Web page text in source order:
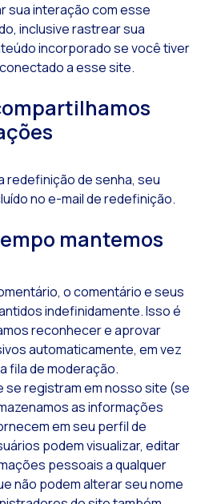
Estar à frente das
Notificações
Tornar os fluxos
Humanização das
CX social: A
OneCommerce,
Você conhece o
Aumentando a
Validação
sua interação com esse
inclusive rastrear sua
incorporado se você tiver
a esse site.
redefinição de senha, seu
no e-mail de redefinição.
mantemos
o comentário e seus
indefinidamente. Isso é
reconhecer e aprovar
automaticamente, em vez
fila de moderação.
se registram em nosso site (se
as informações
em seu perfil de
podem visualizar, editar
pessoais a qualquer
não podem alterar seu nome